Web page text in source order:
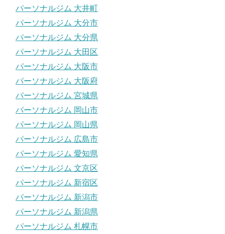
パーソナルジム 大井町
パーソナルジム 大分市
パーソナルジム 大分県
パーソナルジム 大田区
パーソナルジム 大阪市
パーソナルジム 大阪府
パーソナルジム 宮城県
パーソナルジム 岡山市
パーソナルジム 岡山県
パーソナルジム 広島市
パーソナルジム 愛知県
パーソナルジム 文京区
パーソナルジム 新宿区
パーソナルジム 新潟市
パーソナルジム 新潟県
パーソナルジム 札幌市